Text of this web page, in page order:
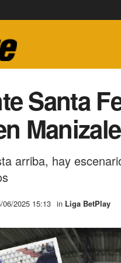
Santa
arriba, hay
06/2025 15:13 in Liga BetPlay